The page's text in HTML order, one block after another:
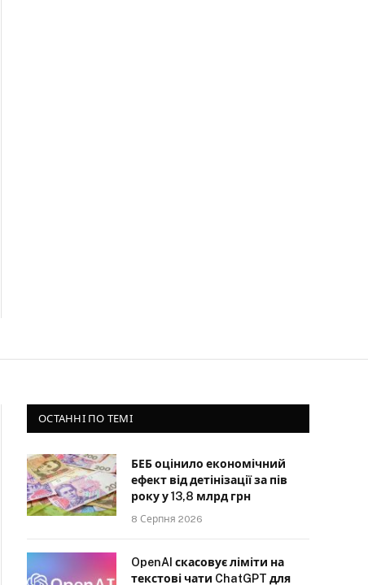
ОСТАННІ ПО ТЕМІ
БЕБ оцінило економічний
ефект від детінізації за пів
року у 13,8 млрд грн
8 Серпня 2026
OpenAI скасовує ліміти на
текстові чати ChatGPT для